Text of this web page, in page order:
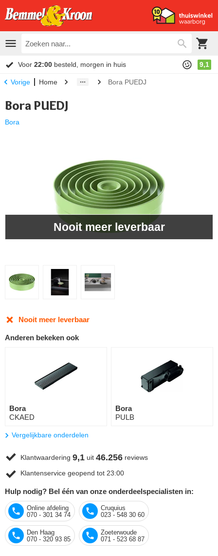
Voor 22:00 besteld, morgen in huis 9,1
Vorige Home Bora PUEDJ
Bora PUEDJ
Bora
Nooit meer leverbaar
Nooit meer leverbaar
Anderen bekeken ook
Bora
CKAED
Bora
PULB
Vergelijkbare onderdelen
Klantwaardering 9,1 uit 46.256 reviews
Klantenservice geopend tot 23:00
Hulp nodig? Bel één van onze onderdeelspecialisten in:
Online afdeling
070 - 301 34 74
Cruquius
023 - 548 30 60
Den Haag
070 - 320 93 85
Zoeterwoude
071 - 523 68 87